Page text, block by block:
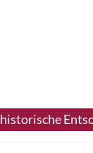
historische